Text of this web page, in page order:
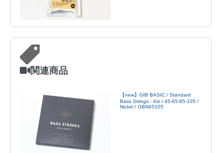
関連商品
【new】GIB BASIC / Standard
Bass Strings - 4st / 45-65-85-105 /
Nickel / GBN45105